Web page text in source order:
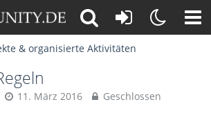
& organisierte Aktivitäten
11. März 2016 Geschlossen